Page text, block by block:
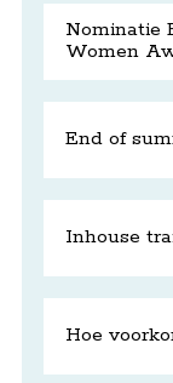
Nominatie
Women
End of
Inhouse
Hoe